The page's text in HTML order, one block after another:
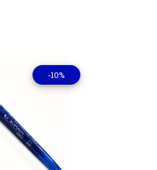
-10%
Ver detalles